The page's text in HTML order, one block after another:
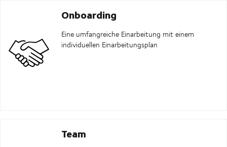
Onboarding
Eine umfangreiche Einarbeitung mit einem
individuellen Einarbeitungsplan
Team